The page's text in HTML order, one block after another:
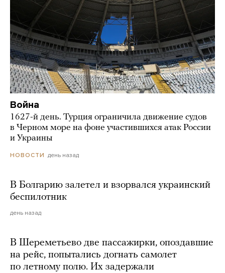
Война
1627-й день. Турция ограничила движение судов
в Черном море на фоне участившихся атак России
и Украины
НОВОСТИ день назад
В Болгарию залетел и взорвался украинский
беспилотник
день назад
В Шереметьево две пассажирки, опоздавшие
на рейс, попытались догнать самолет
по летному полю. Их задержали